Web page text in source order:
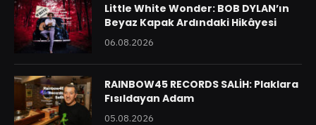
Little White Wonder: BOB DYLAN’ın
Beyaz Kapak Ardındaki Hikâyesi
06.08.2026
RAINBOW45 RECORDS SALİH: Plaklara
Fısıldayan Adam
05.08.2026